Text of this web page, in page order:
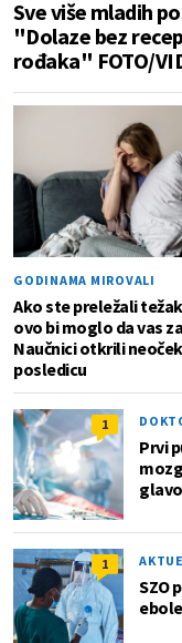
Sve više mladih
"Dolaze bez
rođaka" FOTO/
GODINAMA MIROVALI
Ako ste preležali
ovo bi moglo da vas
Naučnici otkrili
posledicu
1
Prvi
1
SZO